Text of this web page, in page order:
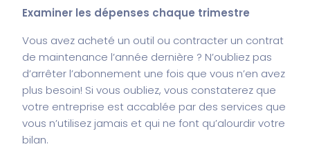
Examiner les dépenses chaque trimestre
Vous avez acheté un outil ou contracter un contrat
de maintenance l’année dernière ? N’oubliez pas
d’arrêter l’abonnement une fois que vous n’en avez
plus besoin! Si vous oubliez, vous constaterez que
votre entreprise est accablée par des services que
vous n’utilisez jamais et qui ne font qu’alourdir votre
bilan.